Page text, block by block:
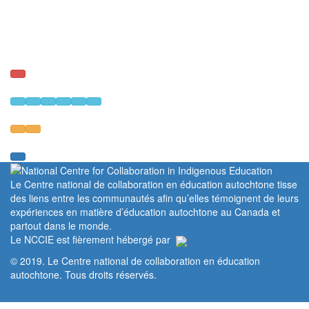
Le Centre national de collaboration en éducation autochtone tisse
des liens entre les communautés afin qu’elles témoignent de leurs
expériences en matière d’éducation autochtone au Canada et
partout dans le monde.
Le NCCIE est fièrement hébergé par
© 2019. Le Centre national de collaboration en éducation
autochtone. Tous droits réservés.